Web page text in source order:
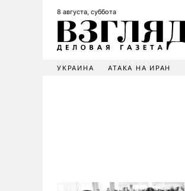
8 августа, суббота
УКРАИНА АТАКА НА ИРАН